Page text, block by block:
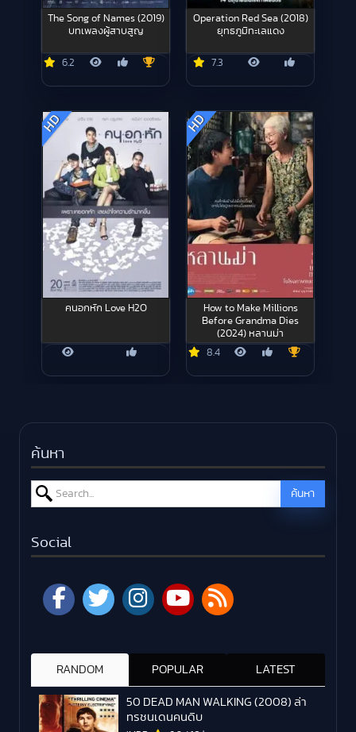
The Song of Names (2019)
บทเพลงผู้สาบสูญ
6.2
Operation Red Sea (2018)
ยุทธภูมิทะเลแดง
7.3
HD
คนอกหัก Love H2O
HD
How to Make Millions
Before Grandma Dies
(2024) หลานม่า
8.4
ค้นหา
Search for: ค้นหา
Social
RANDOM POPULAR LATEST
50 DEAD MAN WALKING (2008) ล่า
ทรชนเดนคนดิบ